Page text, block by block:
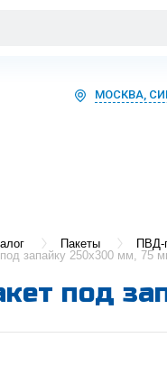
МОСКВА,
Пакеты ПВД-
запайку 250х300 мм, 75
под